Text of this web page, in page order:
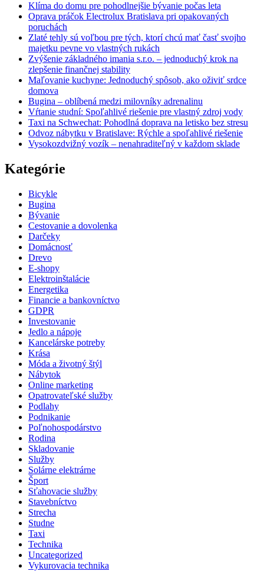
Klíma do domu pre pohodlnejšie bývanie počas leta
Oprava práčok Electrolux Bratislava pri opakovaných
poruchách
Zlaté tehly sú voľbou pre tých, ktorí chcú mať časť svojho
majetku pevne vo vlastných rukách
Zvýšenie základného imania s.r.o. – jednoduchý krok na
zlepšenie finančnej stability
Maľovanie kuchyne: Jednoduchý spôsob, ako oživiť srdce
domova
Bugina – oblíbená medzi milovníky adrenalinu
Vŕtanie studní: Spoľahlivé riešenie pre vlastný zdroj vody
Taxi na Schwechat: Pohodlná doprava na letisko bez stresu
Odvoz nábytku v Bratislave: Rýchle a spoľahlivé riešenie
Vysokozdvižný vozík – nenahraditeľný v každom sklade
Kategórie
Bicykle
Bugina
Bývanie
Cestovanie a dovolenka
Darčeky
Domácnosť
Drevo
E-shopy
Elektroinštalácie
Energetika
Financie a bankovníctvo
GDPR
Investovanie
Jedlo a nápoje
Kancelárske potreby
Krása
Móda a životný štýl
Nábytok
Online marketing
Opatrovateľské služby
Podlahy
Podnikanie
Poľnohospodárstvo
Rodina
Skladovanie
Služby
Solárne elektrárne
Šport
Sťahovacie služby
Stavebníctvo
Strecha
Studne
Taxi
Technika
Uncategorized
Vykurovacia technika